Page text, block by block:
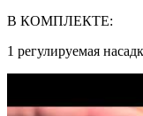
В КОМПЛЕКТЕ:
1 регулируемая